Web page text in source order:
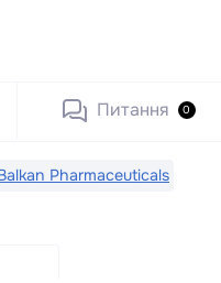
Питання 0
Pharmaceuticals